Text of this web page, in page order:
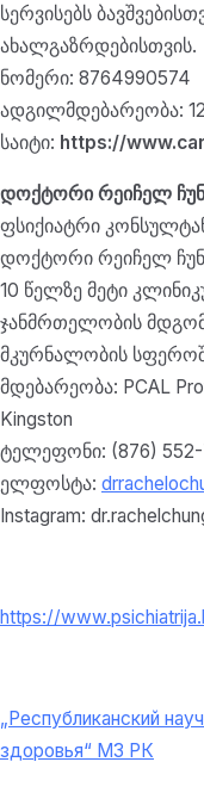
სერვისებს
ახალგაზრდებისთვის.
ნომერი: 8764990574
ადგილმდებარეობა:
საიტი: https://
დოქტორი რეიჩელ
ფსიქიატრი
დოქტორი რეიჩელ
10 წელზე მეტი
ჯანმრთელობის
მკურნალობის
მდებარეობა: PCAL
Kingston
ტელეფონი: (876) 552-
ელფოსტა:
Instagram:
https://
„Республиканский
здоровья“ МЗ РК